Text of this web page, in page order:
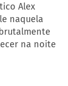
Alex
naquela
na noite